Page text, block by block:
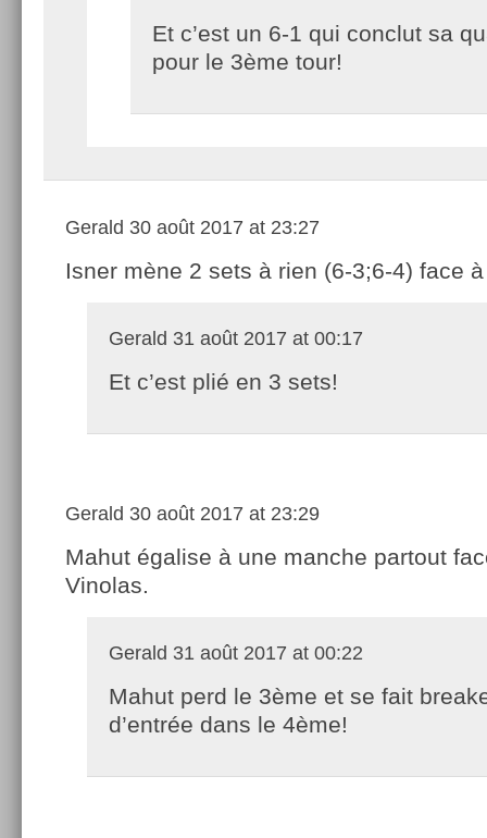
Et c’est un 6-1 qui conclut sa
pour le 3ème tour!
Gerald 30 août 2017 at 23:27
Isner mène 2 sets à rien (6-3;6-4) face
Gerald 31 août 2017 at 00:17
Et c’est plié en 3 sets!
Gerald 30 août 2017 at 23:29
Mahut égalise à une manche partout
Vinolas.
Gerald 31 août 2017 at 00:22
Mahut perd le 3ème et se fait
d’entrée dans le 4ème!